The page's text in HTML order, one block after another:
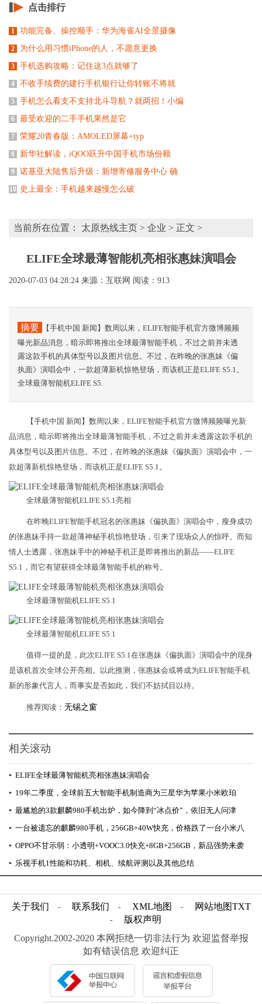
点击排行
1 功能完备、操控顺手：华为海雀AI全景摄像
2 为什么用习惯iPhone的人，不愿意更换
3 手机选购攻略：记住这3点就够了
4 不收手续费的建行手机银行让你转账不将就
5 手机怎么看支不支持北斗导航？就两招！小编
6 最受欢迎的二手手机果然是它
7 荣耀20青春版：AMOLED屏幕+typ
8 新华社解读，iQOO跃升中国手机市场份额
9 诺基亚大陆售后升级：新增寄修服务中心 确
10 史上最全：手机越来越慢怎么破
当前所在位置： 太原热线主页 > 企业 > 正文 >
ELIFE全球最薄智能机亮相张惠妹演唱会
2020-07-03 04:28:24 来源：互联网 阅读：913
摘要
【手机中国 新闻】数周以来，ELIFE智能手机官方微博频频
曝光新品消息，暗示即将推出全球最薄智能手机，不过之前并未透
露这款手机的具体型号以及图片信息。不过，在昨晚的张惠妹《偏
执面》演唱会中，一款超薄新机惊艳登场，而该机正是ELIFE S5.1。
全球最薄智能机ELIFE S5.
【手机中国 新闻】数周以来，ELIFE智能手机官方微博频频曝光新
品消息，暗示即将推出全球最薄智能手机，不过之前并未透露这款手机的
具体型号以及图片信息。不过，在昨晚的张惠妹《偏执面》演唱会中，一
款超薄新机惊艳登场，而该机正是ELIFE S5.1。
全球最薄智能机ELIFE S5.1亮相
在昨晚ELIFE智能手机冠名的张惠妹《偏执面》演唱会中，瘦身成功
的张惠妹手持一款超薄神秘手机惊艳登场，引来了现场众人的惊呼。而知
情人士透露，张惠妹手中的神秘手机正是即将推出的新品——ELIFE
S5.1，而它有望获得全球最薄智能手机的称号。
全球最薄智能机ELIFE S5.1
全球最薄智能机ELIFE S5.1
值得一提的是，此次ELIFE S5.1在张惠妹《偏执面》演唱会中的现身
是该机首次全球公开亮相。以此推测，张惠妹会或将成为ELIFE智能手机
新的形象代言人，而事实是否如此，我们不妨拭目以待。
推荐阅读： 无锡之窗
相关滚动
▪ ELIFE全球最薄智能机亮相张惠妹演唱会
▪ 19年二季度，全球前五大智能手机制造商为三星华为苹果小米欧珀
▪ 最尴尬的3款麒麟980手机出炉，如今降到“冰点价”，依旧无人问津
▪ 一台被遗忘的麒麟980手机，256GB+40W快充，价格跌了一台小米八
▪ OPPO不甘示弱：小透明+VOOC3.0快充+8GB+256GB，新品强势来袭
▪ 乐视手机1性能和功耗、相机、续航评测以及其他总结
关于我们 - 联系我们 - XML地图 - 网站地图TXT
-
版权声明
Copyright.2002-2020 本网拒绝一切非法行为 欢迎监督举报
如有错误信息 欢迎纠正